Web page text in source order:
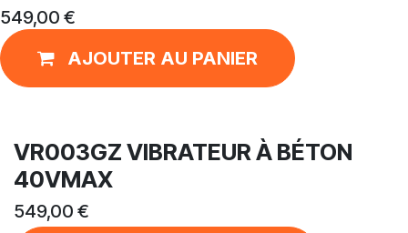
549,00 €
AJOUTER AU PANIER
VR003GZ VIBRATEUR À BÉTON
40VMAX
549,00 €